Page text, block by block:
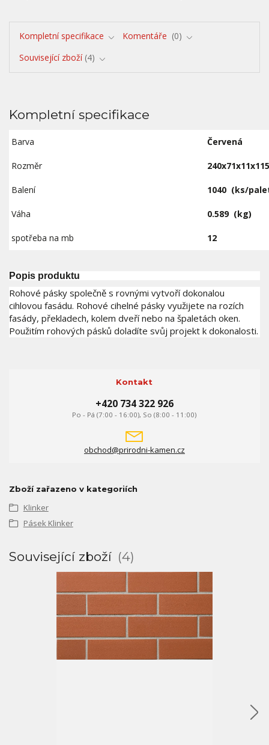
Kompletní specifikace Komentáře
0
Související zboží 4
Kompletní specifikace
Barva Červená
Rozměr
Balení 1040 (ks/
Váha 0.589 (kg)
spotřeba na mb 12
Popis produktu
Rohové pásky společně s rovnými vytvoří dokonalou
cihlovou fasádu. Rohové cihelné pásky využijete na rozích
fasády, překladech, kolem dveří nebo na špaletách oken.
Použitím rohových pásků doladíte svůj projekt k dokonalosti.
Kontakt
+420 734 322 926
Po - Pá (7:00 - 16:00), So (8:00 - 11:00)
obchod@prirodni-kamen.cz
Zboží zařazeno v kategoriích
Klinker
Pásek Klinker
Související zboží 4